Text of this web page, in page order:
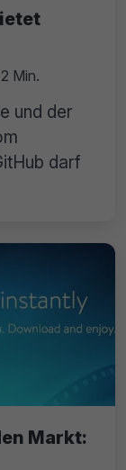
Min.
und der
darf
Markt: